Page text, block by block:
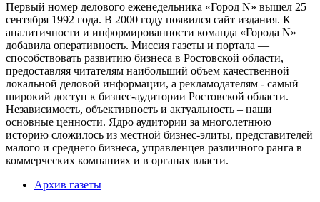
Первый номер делового еженедельника «Город N» вышел 25
сентября 1992 года. В 2000 году появился сайт издания. К
аналитичности и информированности команда «Города N»
добавила оперативность. Миссия газеты и портала —
способствовать развитию бизнеса в Ростовской области,
предоставляя читателям наибольший объем качественной
локальной деловой информации, а рекламодателям - самый
широкий доступ к бизнес-аудитории Ростовской области.
Независимость, объективность и актуальность – наши
основные ценности. Ядро аудитории за многолетнюю
историю сложилось из местной бизнес-элиты, представителей
малого и среднего бизнеса, управленцев различного ранга в
коммерческих компаниях и в органах власти.
Архив газеты